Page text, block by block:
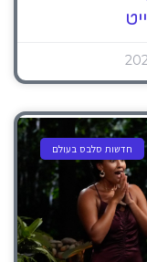
חדשות סלבס בעולם